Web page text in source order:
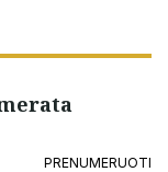
PRENUMERUOTI